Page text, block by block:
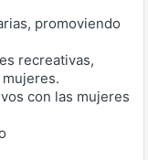
promoviendo
recreativas,
con las mujeres